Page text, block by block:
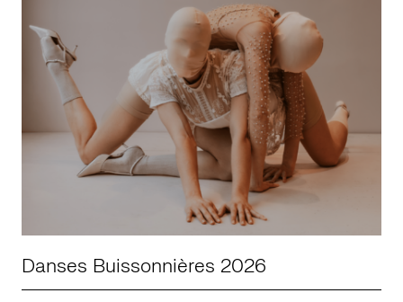
Danses Buissonnières 2026